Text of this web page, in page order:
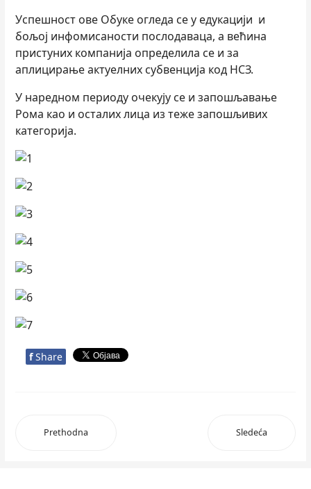
Успешност ове Обуке огледа се у едукацији и
бољој инфомисаности послодаваца, а већина
пристуних компанија определила се и за
аплицирање актуелних субвенција код НСЗ.
У наредном периоду очекују се и запошљавање
Рома као и осталих лица из теже запошљивих
категорија.
f Share
Prethodna Sledeća